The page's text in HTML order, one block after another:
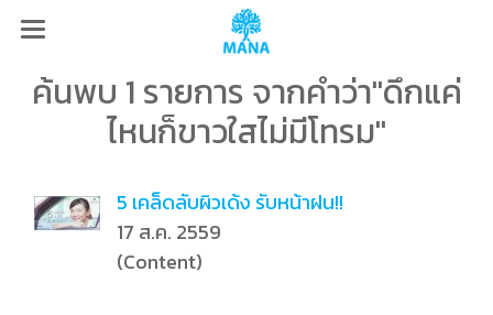
ค้นพบ 1 รายการ จากคำว่า"ดึกแค่
ไหนก็ขาวใสไม่มีโทรม"
5 เคล็ดลับผิวเด้ง รับหน้าฝน!!
17 ส.ค. 2559
(Content)